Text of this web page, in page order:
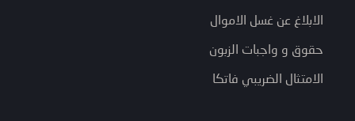
الابلاغ عن غسل الاموال
حقوق و واجبات الزبون
الامتثال الضريبي فاتكا